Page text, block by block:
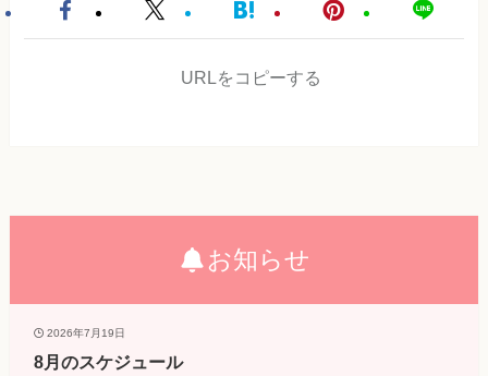
URLをコピーする
お知らせ
2026年7月19日
8月のスケジュール